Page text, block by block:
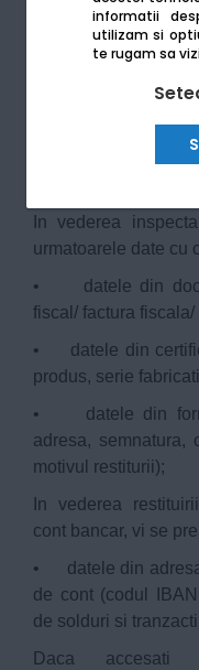
informatii
utilizam si
te rugam sa
contact, putem
(precum, informatii
conversatiile
In vederea
urmatoarele date cu
• datele din
fiscal/ factura fiscala/
• datele din
produs, serie
• datele din
adresa, semnatura,
motivul restiturii);
In vederea
cont bancar, vi se
• datele din
de cont (codul
de solduri si
Daca